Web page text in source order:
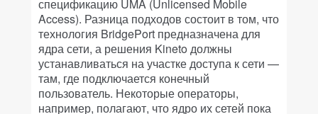
спецификацию UMA (Unlicensed Mobile
Access). Разница подходов состоит в том, что
технология BridgePort предназначена для
ядра сети, а решения Kineto должны
устанавливаться на участке доступа к сети —
там, где подключается конечный
пользователь. Некоторые операторы,
например, полагают, что ядро их сетей пока